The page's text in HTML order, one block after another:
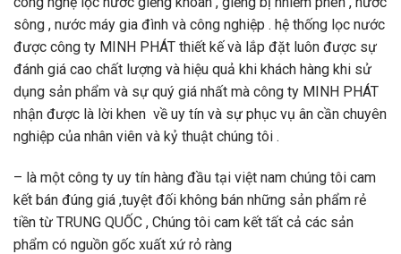
sông , nước máy gia đình và công nghiệp . hệ thống lọc nước
được công ty MINH PHÁT thiết kế và lắp đặt luôn được sự
đánh giá cao chất lượng và hiệu quả khi khách hàng khi sử
dụng sản phẩm và sự quý giá nhất mà công ty MINH PHÁT
nhận được là lời khen về uy tín và sự phục vụ ân cần chuyên
nghiệp của nhân viên và kỷ thuật chúng tôi .
– là một công ty uy tín hàng đầu tại việt nam chúng tôi cam
kết bán đúng giá ,tuyệt đối không bán những sản phẩm rẻ
tiền từ TRUNG QUỐC , Chúng tôi cam kết tất cả các sản
phẩm có nguồn gốc xuất xứ rỏ ràng